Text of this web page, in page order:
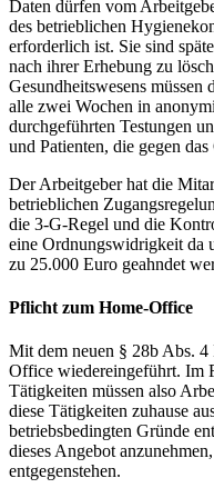
Daten dürfen vom
des betrieblichen
erforderlich ist. Sie sind
nach ihrer Erhebung zu
Gesundheitswesens müssen
alle zwei Wochen in
durchgeführten Testungen
und Patienten, die gegen
Der Arbeitgeber hat die
betrieblichen
die 3-G-Regel und die
eine Ordnungswidrigkeit da
zu 25.000 Euro geahndet
Pflicht zum Home-Office
Mit dem neuen § 28b Abs.
Office wiedereingeführt. Im
Tätigkeiten müssen also
diese Tätigkeiten zuhause
betriebsbedingten Gründe
dieses Angebot
entgegenstehen.